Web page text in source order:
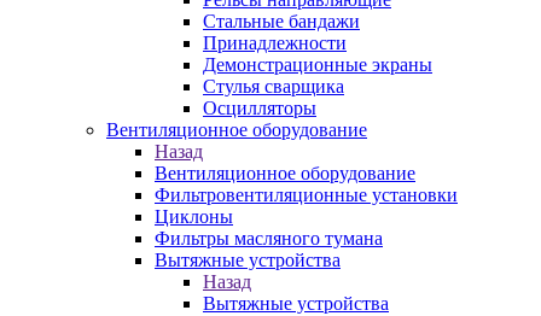
Стальные бандажи
Принадлежности
Демонстрационные экраны
Стулья сварщика
Осцилляторы
Вентиляционное оборудование
Назад
Вентиляционное оборудование
Фильтровентиляционные установки
Циклоны
Фильтры масляного тумана
Вытяжные устройства
Назад
Вытяжные устройства